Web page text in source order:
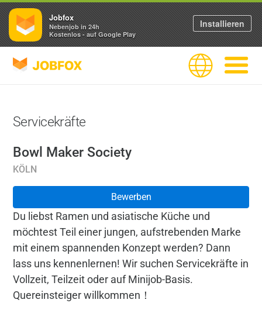
JOBFOX Sprache
Servicekräfte
Bowl Maker Society
KÖLN
Bewerben
Du liebst Ramen und asiatische Küche und
möchtest Teil einer jungen, aufstrebenden Marke
mit einem spannenden Konzept werden? Dann
lass uns kennenlernen! Wir suchen Servicekräfte in
Vollzeit, Teilzeit oder auf Minijob-Basis.
Quereinsteiger willkommen！
Jobfox
Nebenjob in 24h
Kostenlos - auf Google Play
Installieren